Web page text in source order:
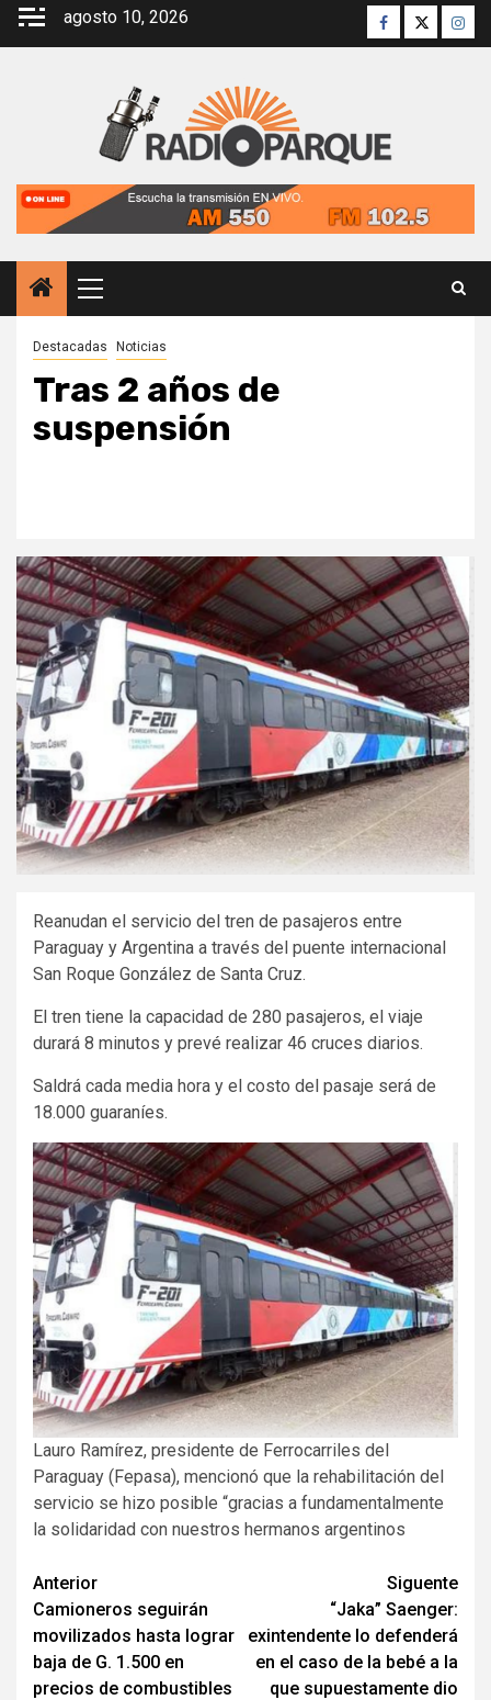
Saltar
agosto 10, 2026 Facebook
Twitter
Menú
principal
Destacadas Noticias
Tras 2 años de
suspensión
Reanudan el servicio del tren de pasajeros entre
Paraguay y Argentina a través del puente internacional
San Roque González de Santa Cruz.
El tren tiene la capacidad de 280 pasajeros, el viaje
durará 8 minutos y prevé realizar 46 cruces diarios.
Saldrá cada media hora y el costo del pasaje será de
18.000 guaraníes.
Lauro Ramírez, presidente de Ferrocarriles del
Paraguay (Fepasa), mencionó que la rehabilitación del
servicio se hizo posible “gracias a fundamentalmente
la solidaridad con nuestros hermanos argentinos
Navegación
de
entradas
Anterior
Camioneros seguirán
movilizados hasta lograr
baja de G. 1.500 en
precios de combustibles
Siguente
“Jaka” Saenger:
exintendente lo defenderá
en el caso de la bebé a la
que supuestamente dio